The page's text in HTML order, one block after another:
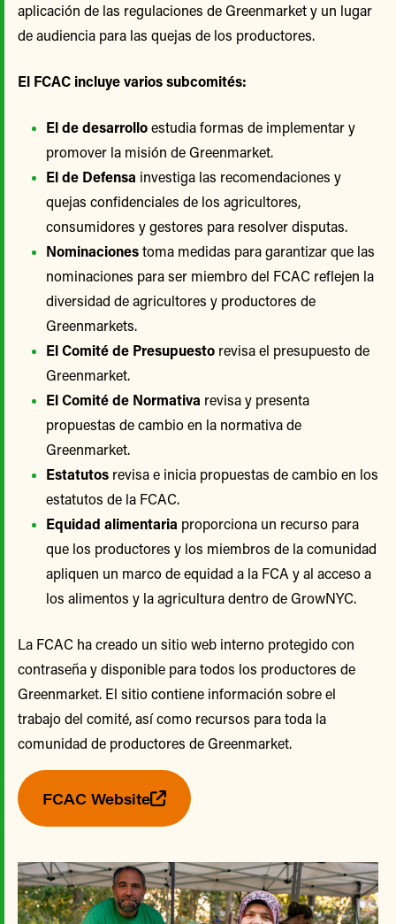
aplicación de las regulaciones de Greenmarket y un lugar
de audiencia para las quejas de los productores.
El FCAC incluye varios subcomités:
El de desarrolloestudia formas de implementar y
promover la misión de Greenmarket.
El de Defensa investiga las recomendaciones y
quejas confidenciales de los agricultores,
consumidores y gestores para resolver disputas.
Nominacionestoma medidas para garantizar que las
nominaciones para ser miembro del FCAC reflejen la
diversidad de agricultores y productores de
Greenmarkets.
El Comité de Presupuesto revisa el presupuesto de
Greenmarket.
El Comité de Normativa revisa y presenta
propuestas de cambio en la normativa de
Greenmarket.
Estatutos revisa e inicia propuestas de cambio en los
estatutos de la FCAC.
Equidad alimentaria proporciona un recurso para
que los productores y los miembros de la comunidad
apliquen un marco de equidad a la FCA y al acceso a
los alimentos y la agricultura dentro de GrowNYC.
La FCAC ha creado un sitio web interno protegido con
contraseña y disponible para todos los productores de
Greenmarket. El sitio contiene información sobre el
trabajo del comité, así como recursos para toda la
comunidad de productores de Greenmarket.
FCAC Website